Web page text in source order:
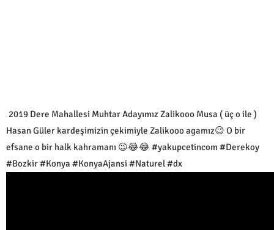
2019 Dere Mahallesi Muhtar Adayımız Zalikooo Musa ( üç o ile )
Hasan Güler kardeşimizin çekimiyle Zalikooo agamız😉 O bir
efsane o bir halk kahramanı 😉😂😂 #yakupcetincom #Derekoy
#Bozkir #Konya #KonyaAjansi #Naturel #dx